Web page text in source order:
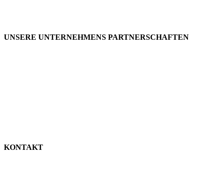
UNSERE UNTERNEHMENS PARTNERSCHAFTEN
KONTAKT